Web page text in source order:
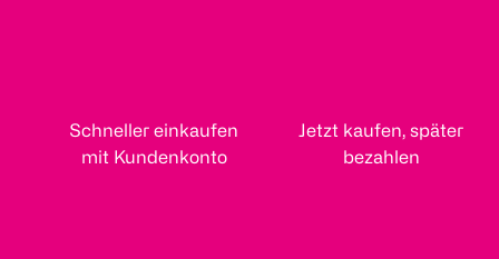
Schneller einkaufen
mit Kundenkonto
Jetzt kaufen, später
bezahlen